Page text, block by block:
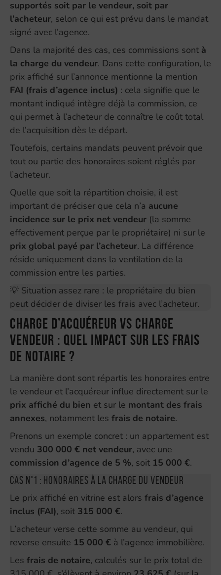
supportés soit par le vendeur, soit par
l’acheteur, selon ce qui est prévu dans le mandat
signé avec l’agence.
Dans la majorité des cas, ces commissions sont à
la charge du vendeur. Dans cette configuration, le
prix affiché sur l’annonce mentionne la mention
FAI (frais d’agence inclus) : cela signifie que le
montant indiqué intègre déjà la commission, ce
qui permet à l’acheteur de connaître le coût total
de l’acquisition dès le départ.
Toutefois, certains mandats peuvent prévoir que
tout ou partie des honoraires soient réglés par
l’acheteur.
Quelle que soit la répartition choisie, il est
important de préciser que cela n’a aucune
incidence sur le prix net vendeur (la somme
effectivement perçue par le propriétaire) ni sur le
prix global payé par l’acheteur. La différence
réside uniquement dans la ventilation de la
commission entre les parties.
💡 Situation assez rare : le propriétaire du bien
peut décider de diviser les frais avec l’acheteur.
Charge d’acquéreur VS charge
vendeur : quel impact sur les frais
de notaire ?
La manière dont sont répartis les honoraires entre
le vendeur et l’acquéreur influe directement sur le
prix affiché du bien et sur le montant des frais
annexes, notamment les frais de notaire.
Prenons un exemple concret : un appartement est
vendu 300 000 € net vendeur, avec une
commission d’agence de 5 %, soit 15 000 €.
Cas n°1 : honoraires à la charge du vendeur
Le prix affiché en vitrine est alors frais d’agence
inclus (FAI), soit 315 000 €.
L’acheteur verse cette somme au vendeur, qui
reverse ensuite 15 000 € à l’agence immobilière.
Les frais de notaire, calculés sur le prix total de